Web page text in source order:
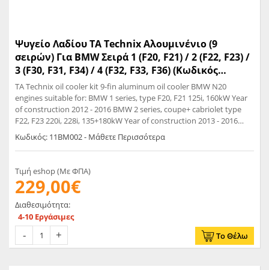
Ψυγείο Λαδίου TA Technix Αλουμινένιο (9
σειρών) Για BMW Σειρά 1 (F20, F21) / 2 (F22, F23) /
3 (F30, F31, F34) / 4 (F32, F33, F36) (Κωδικός
Κινητήρα N20) - (11BM002)
TA Technix oil cooler kit 9-fin aluminum oil cooler BMW N20
engines suitable for: BMW 1 series, type F20, F21 125i, 160kW Year
of construction 2012 - 2016 BMW 2 series, coupe+ cabriolet type
F22, F23 220i, 228i, 135+180kW Year of construction 2013 - 2016
BMW 3 Series, Sedan+Touring +GT, Type F30+F31+F34 320i, 328i,
328iX, 135+180kW Year of construction 2011 - BMW 4 Series,
Coupe+Cabriolet+ Gran Coupe, Type F32+F33+F36 420i, 420iX, 428i,
428iX, 135+180kW Year of construction 2013 - 2016
Κωδικός: 11BM002 - Μάθετε Περισσότερα
Τιμή eshop (Με ΦΠΑ)
229,00€
Διαθεσιμότητα:
4-10 Εργάσιμες
Το Θέλω